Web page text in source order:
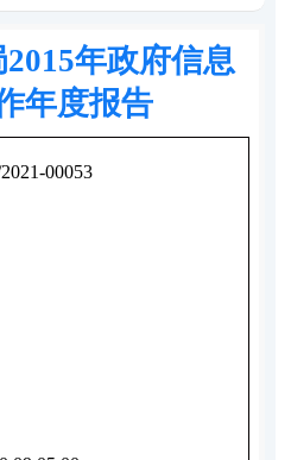
年政府信息
年度报告
00053